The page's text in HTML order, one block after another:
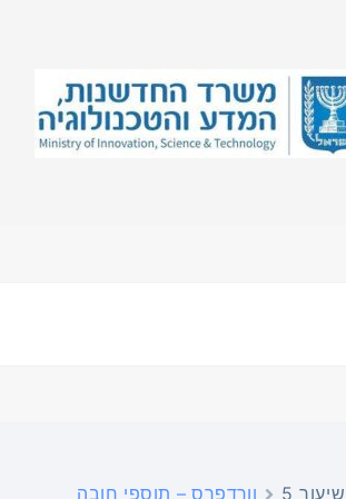
שיעור 5 וורדפרס – תוספי חובה